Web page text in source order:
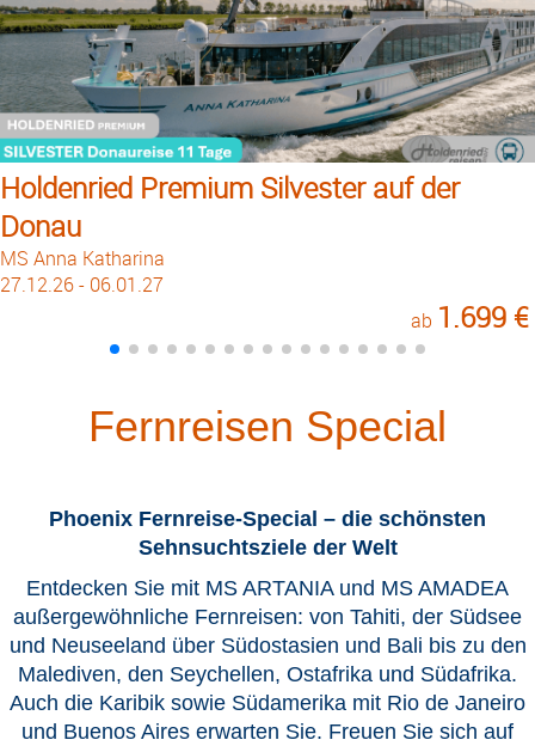
Holdenried Premium Silvester auf der
Donau
MS Anna Katharina
27.12.26 - 06.01.27
ab 1.699 €
Fernreisen Special
Phoenix Fernreise-Special – die schönsten
Sehnsuchtsziele der Welt
Entdecken Sie mit MS ARTANIA und MS AMADEA
außergewöhnliche Fernreisen: von Tahiti, der Südsee
und Neuseeland über Südostasien und Bali bis zu den
Malediven, den Seychellen, Ostafrika und Südafrika.
Auch die Karibik sowie Südamerika mit Rio de Janeiro
und Buenos Aires erwarten Sie. Freuen Sie sich auf